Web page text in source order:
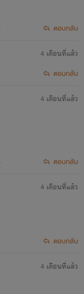
ตอบกลับ
4 เดือนที่แล้ว
ตอบกลับ
4 เดือนที่แล้ว
ตอบกลับ
4 เดือนที่แล้ว
ตอบกลับ
4 เดือนที่แล้ว